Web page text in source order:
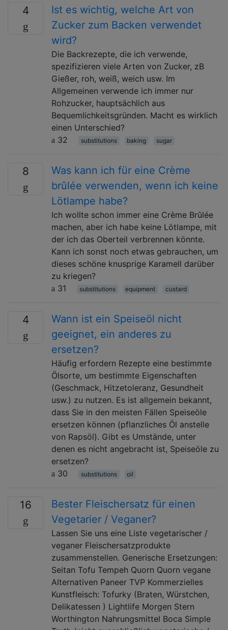
4
Ist es wichtig, welche Art von
Zucker zum Backen verwendet
wird?
Die Backrezepte, die ich verwende,
spezifizieren viele Arten von Zucker, zB
Gießer, roh, weiß, weich usw. Im
Allgemeinen verwende ich immer nur
Rohzucker, hauptsächlich aus
Bequemlichkeitsgründen. Macht es wirklich
einen Unterschied?
32
substitutions baking sugar
8
Was kann ich für eine Crème
brûlée verwenden, wenn ich keine
Lötlampe habe?
Ich wollte schon immer eine Crème Brûlée
machen, aber ich habe keine Lötlampe, mit
der ich das Oberteil verbrennen könnte.
Kann ich sonst noch etwas gebrauchen, um
dieses schöne knusprige Karamell darüber
zu kriegen?
31
substitutions equipment custard
4
Wann ist ein Speiseöl nicht
geeignet, ein anderes zu
ersetzen?
Häufig erfordern Rezepte eine bestimmte
Ölsorte, um bestimmte Eigenschaften
(Geschmack, Hitzetoleranz, Gesundheit
usw.) zu nutzen. Es ist allgemein bekannt,
dass Sie in den meisten Fällen Speiseöle
ersetzen können (pflanzliches Öl anstelle
von Rapsöl). Gibt es Umstände, unter
denen es nicht angebracht ist, Speiseöle zu
ersetzen?
30
substitutions oil
16
Bester Fleischersatz für einen
Vegetarier / Veganer?
Lassen Sie uns eine Liste vegetarischer /
veganer Fleischersatzprodukte
zusammenstellen. Generische Ersetzungen:
Seitan Tofu Tempeh Quorn Quorn vegane
Alternativen Paneer TVP Kommerzielles
Kunstfleisch: Tofurky (Braten, Würstchen,
Delikatessen ) Lightlife Morgen Stern
Worthington Nahrungsmittel Boca Simple